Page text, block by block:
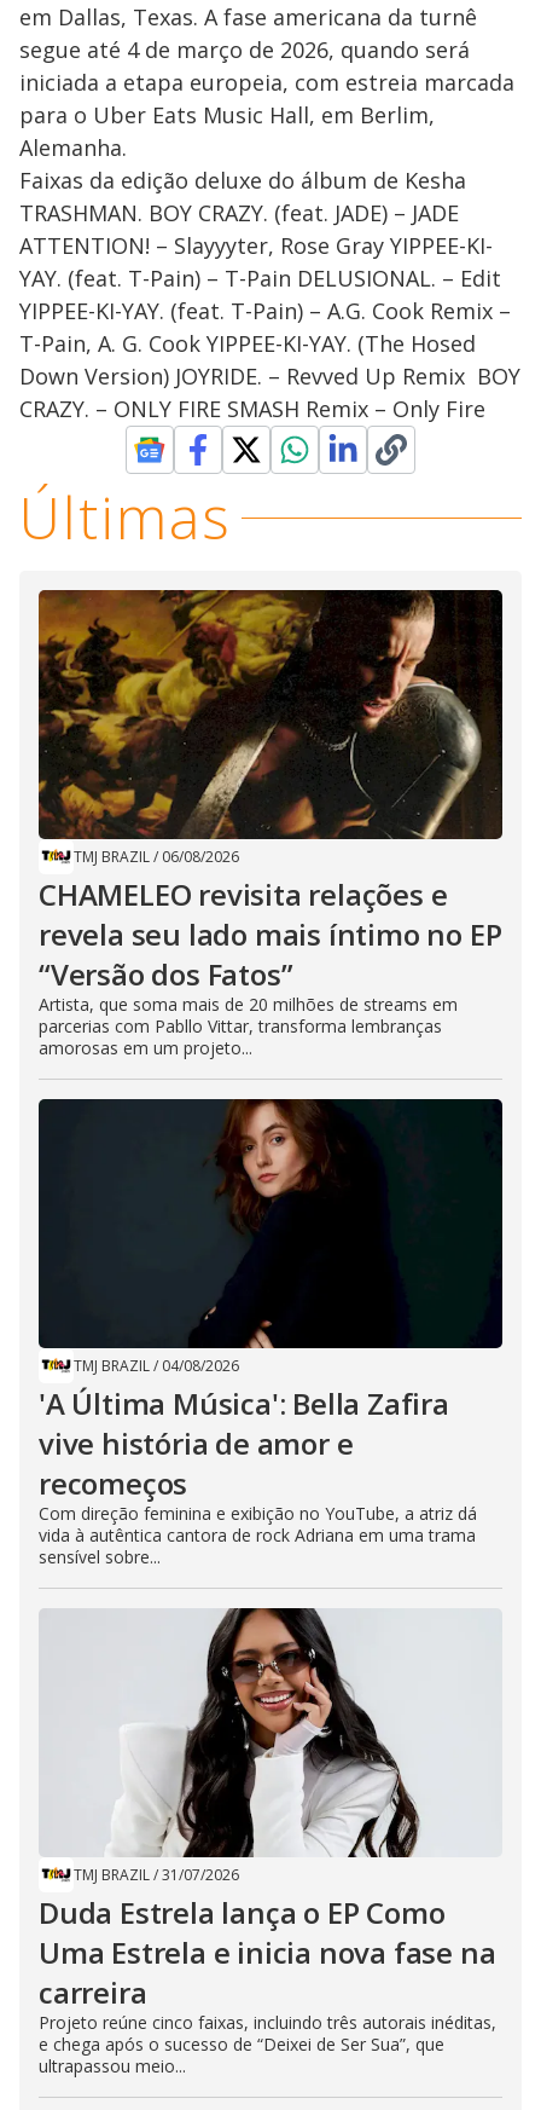
em Dallas, Texas. A fase americana da turnê
segue até 4 de março de 2026, quando será
iniciada a etapa europeia, com estreia marcada
para o Uber Eats Music Hall, em Berlim,
Alemanha.
Faixas da edição deluxe do álbum de Kesha
TRASHMAN. BOY CRAZY. (feat. JADE) – JADE
ATTENTION! – Slayyyter, Rose Gray YIPPEE-KI-
YAY. (feat. T-Pain) – T-Pain DELUSIONAL. – Edit
YIPPEE-KI-YAY. (feat. T-Pain) – A.G. Cook Remix –
T-Pain, A. G. Cook YIPPEE-KI-YAY. (The Hosed
Down Version) JOYRIDE. – Revved Up Remix BOY
CRAZY. – ONLY FIRE SMASH Remix – Only Fire
Últimas
TMJ BRAZIL/ 06/08/2026
CHAMELEO revisita relações e
revela seu lado mais íntimo no EP
“Versão dos Fatos”
Artista, que soma mais de 20 milhões de streams em
parcerias com Pabllo Vittar, transforma lembranças
amorosas em um projeto...
TMJ BRAZIL/ 04/08/2026
'A Última Música': Bella Zafira
vive história de amor e
recomeços
Com direção feminina e exibição no YouTube, a atriz dá
vida à autêntica cantora de rock Adriana em uma trama
sensível sobre...
TMJ BRAZIL/31/07/2026
Duda Estrela lança o EP Como
Uma Estrela e inicia nova fase na
carreira
Projeto reúne cinco faixas, incluindo três autorais inéditas,
e chega após o sucesso de “Deixei de Ser Sua”, que
ultrapassou meio...